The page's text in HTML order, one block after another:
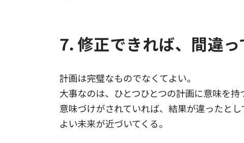
7. 修正できれば、間違っ
計画は完璧なものでなくてよい。
大事なのは、ひとつひとつの計画に意味を持
意味づけがされていれば、結果が違ったと
よい未来が近づいてくる。